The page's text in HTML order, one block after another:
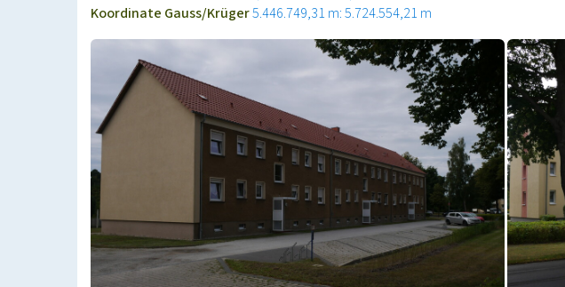
Koordinate Gauss/Krüger5.446.749,31 m: 5.724.554,21 m